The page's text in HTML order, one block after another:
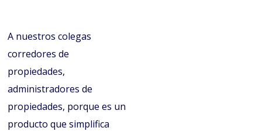
A nuestros colegas
corredores de
propiedades,
administradores de
propiedades, porque es un
producto que simplifica